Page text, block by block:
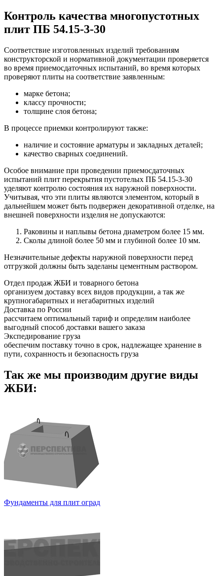
Контроль качества многопустотных
плит ПБ 54.15-3-30
Соответствие изготовленных изделий требованиям
конструкторской и нормативной документации проверяется
во время приемосдаточных испытаний, во время которых
проверяют плиты на соответствие заявленным:
марке бетона;
классу прочности;
толщине слоя бетона;
В процессе приемки контролируют также:
наличие и состояние арматуры и закладных деталей;
качество сварных соединений.
Особое внимание при проведении приемосдаточных
испытаний плит перекрытия пустотелых ПБ 54.15-3-30
уделяют контролю состояния их наружной поверхности.
Учитывая, что эти плиты являются элементом, который в
дальнейшем может быть подвержен декоративной отделке, на
внешней поверхности изделия не допускаются:
Раковины и наплывы бетона диаметром более 15 мм.
Сколы длиной более 50 мм и глубиной более 10 мм.
Незначительные дефекты наружной поверхности перед
отгрузкой должны быть заделаны цементным раствором.
Отдел продаж ЖБИ и товарного бетона
организуем доставку всех видов продукции, а так же
крупногабаритных и негабаритных изделий
Доставка по России
рассчитаем оптимальный тариф и определим наиболее
выгодный способ доставки вашего заказа
Экспедирование груза
обеспечим поставку точно в срок, надлежащее хранение в
пути, сохранность и безопасность груза
Так же мы производим другие виды
ЖБИ:
Фундаменты для плит оград